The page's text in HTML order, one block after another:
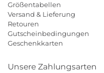
Größentabellen
Versand & Lieferung
Retouren
Gutscheinbedingungen
Geschenkkarten
Unsere Zahlungsarten